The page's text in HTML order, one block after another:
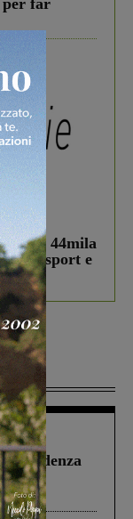
per far
oltre 44mila
lo sport e
scadenza
“Un